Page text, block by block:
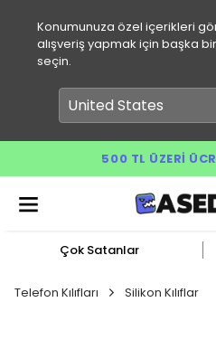
Konumunuza özel içerikleri
alışveriş yapmak için başka
seçin.
500 TL ÜZERI
Çok Satanlar
Telefon Kılıfları Silikon Kılıflar